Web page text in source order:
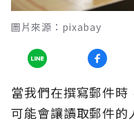
圖片來源：pixabay
當我們在撰寫郵件
可能會讓讀取郵件的